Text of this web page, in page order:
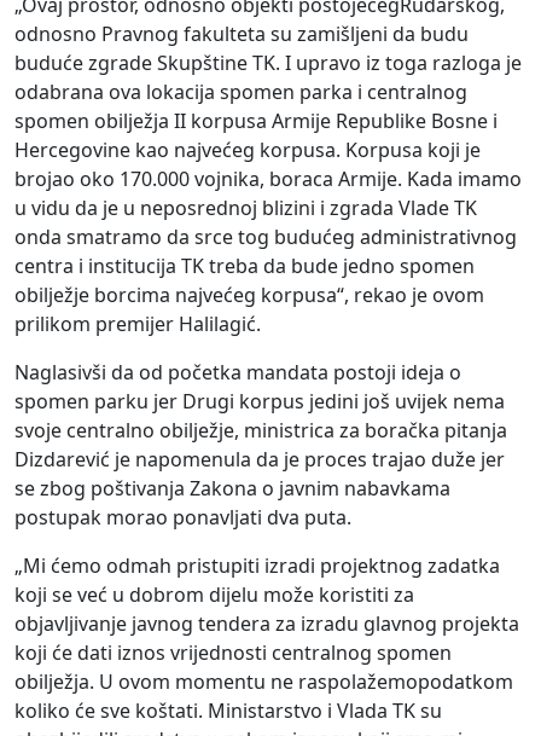
odnosno Pravnog fakulteta su zamišljeni da budu
budućezgrade Skupštine TK. I upravo iz toga razloga je
odabrana ova lokacija spomen parka i centralnog
spomen obilježja II korpusa Armije Republike Bosne i
Hercegovine kao najvećeg korpusa. Korpusa koji je
brojao oko 170.000 vojnika, boraca Armije. Kada imamo
u vidu da je u neposrednoj blizini i zgrada Vlade TK
onda smatramo da srce tog budućeg administrativnog
centra i institucija TK treba da bude jedno spomen
obilježje borcima najvećeg korpusa“, rekao je ovom
prilikom premijer Halilagić.
Naglasivši da od početka mandata postoji ideja o
spomen parku jer Drugi korpus jedini još uvijek nema
svoje centralno obilježje, ministrica za boračka pitanja
Dizdarević je napomenula da je proces trajao duže jer
se zbog poštivanja Zakona o javnim nabavkama
postupak morao ponavljati dva puta.
„Mi ćemo odmah pristupiti izradi projektnog zadatka
koji se već u dobrom dijelu može koristiti za
objavljivanje javnog tendera za izradu glavnog projekta
koji će dati iznos vrijednosti centralnog spomen
obilježja. U ovom momentu ne raspolažemopodatkom
koliko ćesve koštati. Ministarstvo i Vlada TKsu